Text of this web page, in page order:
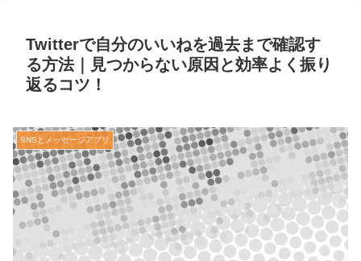
Twitterで自分のいいねを過去まで確認す
る方法｜見つからない原因と効率よく振り
返るコツ！
SNSとメッセージアプリ